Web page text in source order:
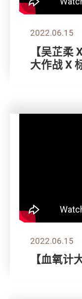
2022.06.15
【吴芷柔
大作战 X
2022.06.15
【血氧计